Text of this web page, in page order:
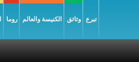
روما الكنيسة والعالم وثائق تبرع